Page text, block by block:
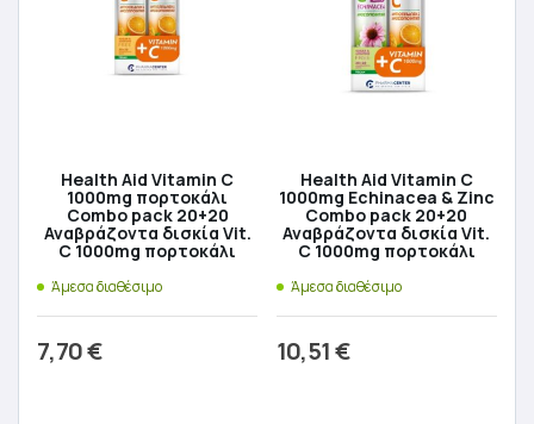
Health Aid Vitamin C
1000mg πορτοκάλι
Combo pack 20+20
Αναβράζοντα δισκία Vit.
C 1000mg πορτοκάλι
Άμεσα διαθέσιμο
7,70€
Health Aid Vitamin C
1000mg Echinacea & Zinc
Combo pack 20+20
Αναβράζοντα δισκία Vit.
C 1000mg πορτοκάλι
Άμεσα διαθέσιμο
10,51€